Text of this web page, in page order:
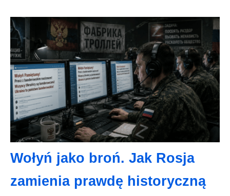
Wołyń jako broń. Jak Rosja
zamienia prawdę historyczną